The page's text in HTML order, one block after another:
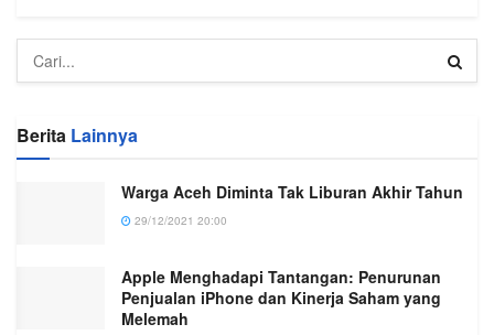
Berita Lainnya
Warga Aceh Diminta Tak Liburan Akhir Tahun
29/12/2021 20:00
Apple Menghadapi Tantangan: Penurunan
Penjualan iPhone dan Kinerja Saham yang
Melemah